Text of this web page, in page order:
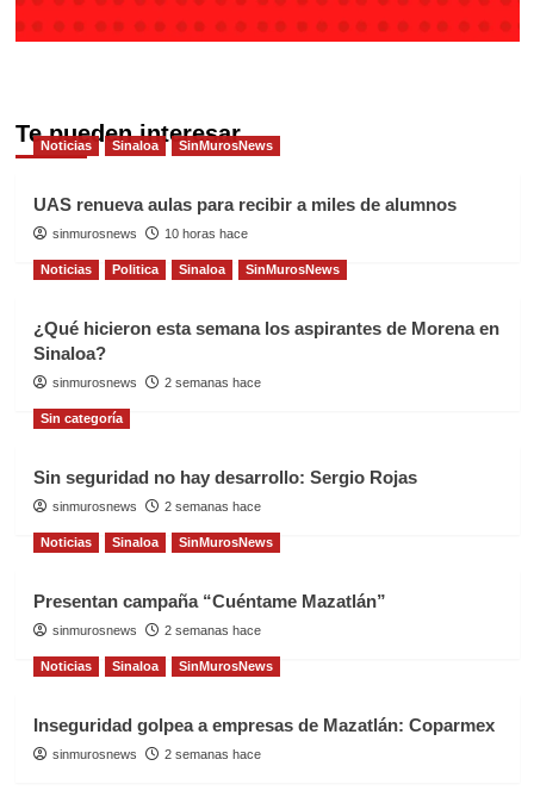
Te pueden interesar
Noticias Sinaloa SinMurosNews
UAS renueva aulas para recibir a miles de alumnos
sinmurosnews 10 horas hace
Noticias Politica Sinaloa SinMurosNews
¿Qué hicieron esta semana los aspirantes de Morena en
Sinaloa?
sinmurosnews 2 semanas hace
Sin categoría
Sin seguridad no hay desarrollo: Sergio Rojas
sinmurosnews 2 semanas hace
Noticias Sinaloa SinMurosNews
Presentan campaña “Cuéntame Mazatlán”
sinmurosnews 2 semanas hace
Noticias Sinaloa SinMurosNews
Inseguridad golpea a empresas de Mazatlán: Coparmex
sinmurosnews 2 semanas hace